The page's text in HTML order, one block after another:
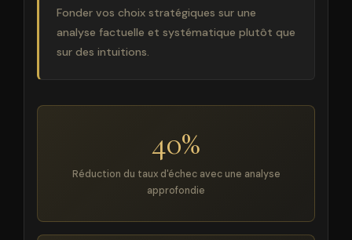
Fonder vos choix stratégiques sur une
analyse factuelle et systématique plutôt que
sur des intuitions.
40%
Réduction du taux d'échec avec une analyse
approfondie